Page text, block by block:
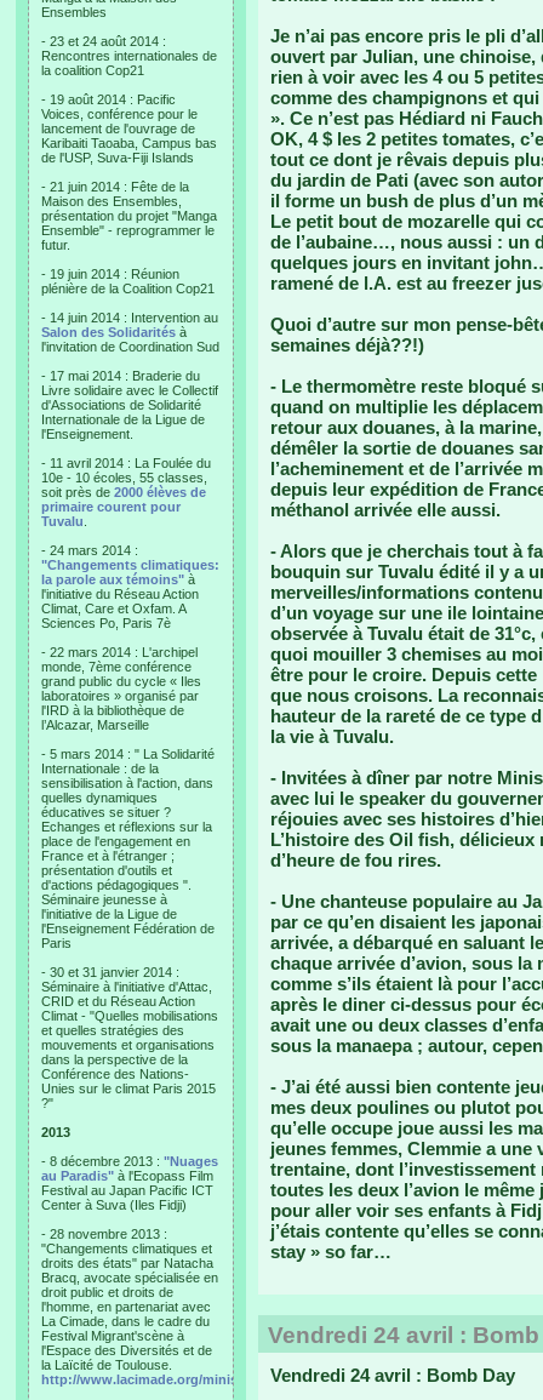
Ensembles
- 23 et 24 août 2014 :
Rencontres internationales de
la coalition Cop21
- 19 août 2014 : Pacific
Voices, conférence pour le
lancement de l'ouvrage de
Karibaiti Taoaba, Campus bas
de l'USP, Suva-Fiji Islands
- 21 juin 2014 : Fête de la
Maison des Ensembles,
présentation du projet "Manga
Ensemble" - reprogrammer le
futur.
- 19 juin 2014 : Réunion
plénière de la Coalition Cop21
- 14 juin 2014 : Intervention au
Salon des Solidarités à
l'invitation de Coordination Sud
- 17 mai 2014 : Braderie du
Livre solidaire avec le Collectif
d'Associations de Solidarité
Internationale de la Ligue de
l'Enseignement.
- 11 avril 2014 : La Foulée du
10e - 10 écoles, 55 classes,
soit près de 2000 élèves de
primaire courent pour
Tuvalu
- 24 mars 2014 :
"Changements climatiques:
la parole aux témoins" à
l'initiative du Réseau Action
Climat, Care et Oxfam. A
Sciences Po, Paris 7è
- 22 mars 2014 : L'archipel
monde, 7ème conférence
grand public du cycle « Iles
laboratoires » organisé par
l'IRD à la bibliothèque de
l’Alcazar, Marseille
- 5 mars 2014 : " La Solidarité
Internationale : de la
sensibilisation à l'action, dans
quelles dynamiques
éducatives se situer ?
Echanges et réflexions sur la
place de l'engagement en
France et à l'étranger ;
présentation d'outils et
d'actions pédagogiques ".
Séminaire jeunesse à
l'initiative de la Ligue de
l'Enseignement Fédération de
Paris
- 30 et 31 janvier 2014 :
Séminaire à l'initiative d'Attac,
CRID et du Réseau Action
Climat - "Quelles mobilisations
et quelles stratégies des
mouvements et organisations
dans la perspective de la
Conférence des Nations-
Unies sur le climat Paris 2015
?"
2013
- 8 décembre 2013 : "Nuages
au Paradis" à l'Ecopass Film
Festival au Japan Pacific ICT
Center à Suva (Iles Fidji)
- 28 novembre 2013 :
"Changements climatiques et
droits des états" par Natacha
Bracq, avocate spécialisée en
droit public et droits de
l'homme, en partenariat avec
La Cimade, dans le cadre du
Festival Migrant'scène à
l'Espace des Diversités et de
la Laïcité de Toulouse.
http://www.lacimade.org/minisites/migrantscene
Je n’ai pas encore pris le pli
ouvert par Julian, une chinoise,
rien à voir avec les 4 ou 5
comme des champignons et
». Ce n’est pas Hédiard ni
OK, 4 $ les 2 petites tomates,
tout ce dont je rêvais depuis
du jardin de Pati (avec son
il forme un bush de plus d’un
Le petit bout de mozarelle qui
de l’aubaine…, nous aussi : un
quelques jours en invitant
ramené de l.A. est au freezer
Quoi d’autre sur mon pense-
semaines déjà??!)
- Le thermomètre reste bloqué
quand on multiplie les
retour aux douanes, à la
démêler la sortie de douanes
l’acheminement et de l’arrivée
depuis leur expédition de
méthanol arrivée elle aussi.
- Alors que je cherchais tout à
bouquin sur Tuvalu édité il y a
merveilles/informations
d’un voyage sur une ile
observée à Tuvalu était de
quoi mouiller 3 chemises au
être pour le croire. Depuis
que nous croisons. La
hauteur de la rareté de ce type
la vie à Tuvalu.
- Invitées à dîner par notre
avec lui le speaker du
réjouies avec ses histoires
L’histoire des Oil fish,
d’heure de fou rires.
- Une chanteuse populaire au
par ce qu’en disaient les
arrivée, a débarqué en saluant
chaque arrivée d’avion, sous la
comme s’ils étaient là pour
après le diner ci-dessus pour
avait une ou deux classes
sous la manaepa ; autour,
- J’ai été aussi bien contente
mes deux poulines ou plutot
qu’elle occupe joue aussi les
jeunes femmes, Clemmie a une
trentaine, dont
toutes les deux l’avion le
pour aller voir ses enfants à
j’étais contente qu’elles se
stay » so far…
Vendredi 24 avril :
Vendredi 24 avril : Bomb Day